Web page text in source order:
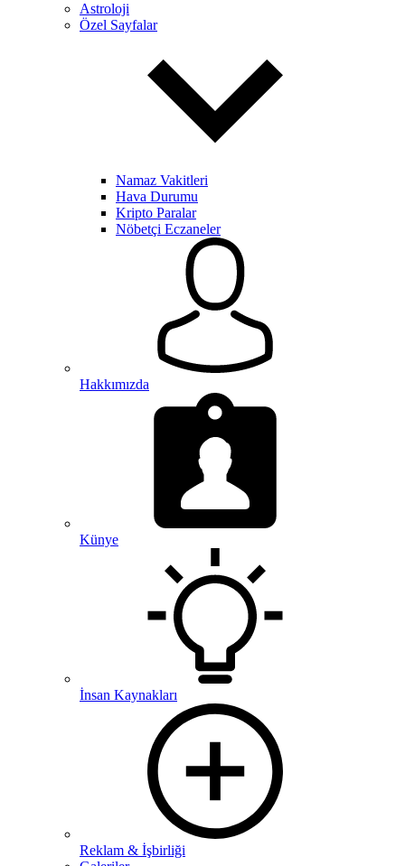
Astroloji
Özel Sayfalar
Namaz Vakitleri
Hava Durumu
Kripto Paralar
Nöbetçi Eczaneler
Hakkımızda
Künye
İnsan Kaynakları
Reklam & İşbirliği